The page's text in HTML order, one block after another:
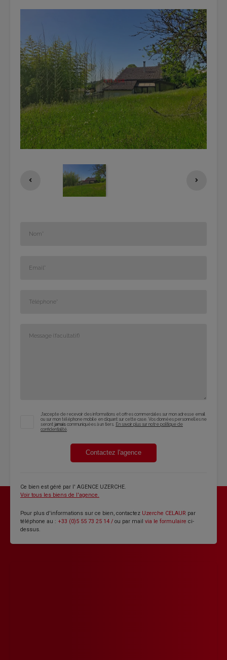
J'accepte de recevoir des informations et offres commerciales sur mon adresse email
ou sur mon téléphone mobile en cliquant sur cette case. Vos données personnelles ne
seront jamais communiquées à un tiers. En savoir plus sur notre politique de
confidentialité
Contactez l'agence
Ce bien est géré par l' AGENCE UZERCHE.
Voir tous les biens de l'agence.
Pour plus d'informations sur ce bien, contactez Uzerche CELAUR par
téléphone au : +33 (0)5 55 73 25 14 / ou par mail via le formulaire ci-
dessus.